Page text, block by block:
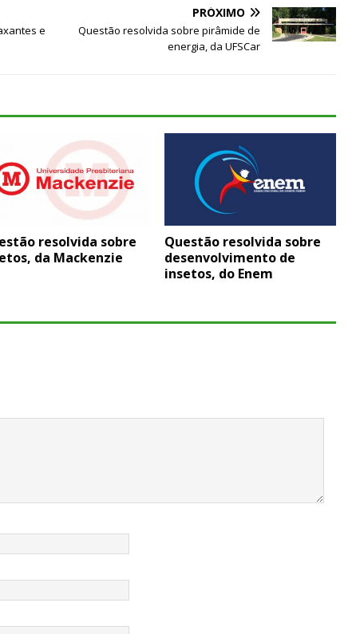
e
PRÓXIMO
Questão resolvida sobre pirâmide de
energia, da UFSCar
resolvida sobre
da Mackenzie
Questão resolvida sobre
desenvolvimento de
insetos, do Enem